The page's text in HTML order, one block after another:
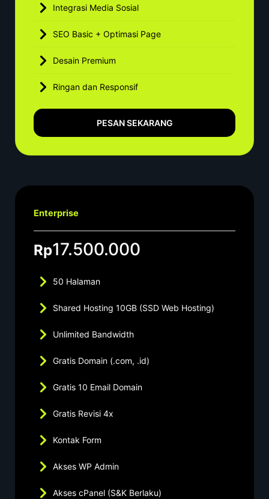
Integrasi Media Sosial
SEO Basic + Optimasi Page
Desain Premium
Ringan dan Responsif
PESAN SEKARANG
Enterprise
Rp17.500.000
50 Halaman
Shared Hosting 10GB (SSD Web Hosting)
Unlimited Bandwidth
Gratis Domain (.com, .id)
Gratis 10 Email Domain
Gratis Revisi 4x
Kontak Form
Akses WP Admin
Akses cPanel (S&K Berlaku)